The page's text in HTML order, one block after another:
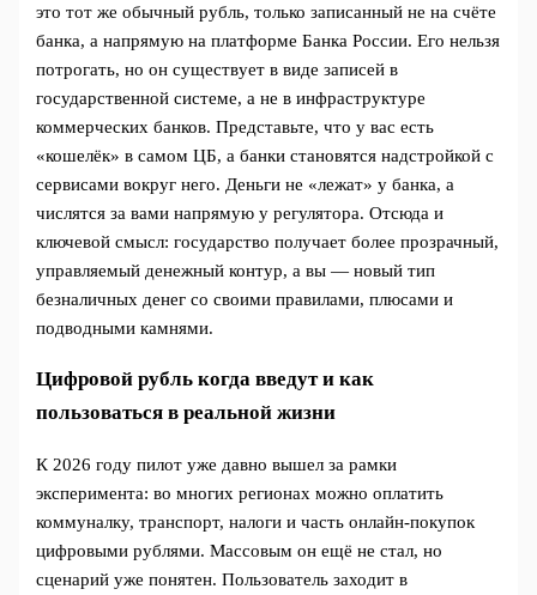
это тот же обычный рубль, только записанный не на счёте
банка, а напрямую на платформе Банка России. Его нельзя
потрогать, но он существует в виде записей в
государственной системе, а не в инфраструктуре
коммерческих банков. Представьте, что у вас есть
«кошелёк» в самом ЦБ, а банки становятся надстройкой с
сервисами вокруг него. Деньги не «лежат» у банка, а
числятся за вами напрямую у регулятора. Отсюда и
ключевой смысл: государство получает более прозрачный,
управляемый денежный контур, а вы — новый тип
безналичных денег со своими правилами, плюсами и
подводными камнями.
Цифровой рубль когда введут и как
пользоваться в реальной жизни
К 2026 году пилот уже давно вышел за рамки
эксперимента: во многих регионах можно оплатить
коммуналку, транспорт, налоги и часть онлайн‑покупок
цифровыми рублями. Массовым он ещё не стал, но
сценарий уже понятен. Пользователь заходит в